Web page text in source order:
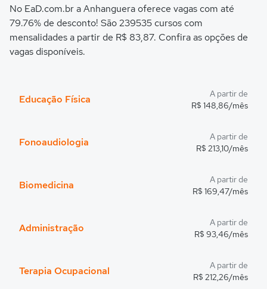
No EaD.com.br a Anhanguera oferece vagas com até
79.76% de desconto! São 239535 cursos com
mensalidades a partir de R$ 83,87. Confira as opções de
vagas disponíveis.
Educação Física
A partir de
R$ 148,86/mês
Fonoaudiologia
A partir de
R$ 213,10/mês
Biomedicina
A partir de
R$ 169,47/mês
Administração
A partir de
R$ 93,46/mês
Terapia Ocupacional
A partir de
R$ 212,26/mês